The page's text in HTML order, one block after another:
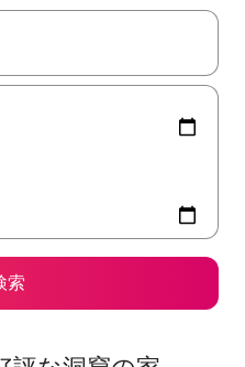
の矢印キーを使って移動するか
索